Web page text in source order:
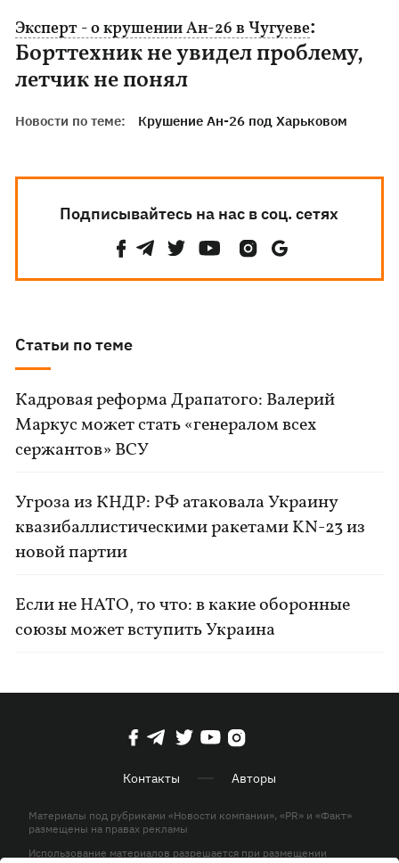
Эксперт - о крушении Ан-26 в Чугуеве:
Борттехник не увидел проблему,
летчик не понял
Новости по теме: Крушение Ан-26 под Харьковом
Подписывайтесь на нас в соц. сетях
Статьи по теме
Кадровая реформа Драпатого: Валерий
Маркус может стать «генералом всех
сержантов» ВСУ
Угроза из КНДР: РФ атаковала Украину
квазибаллистическими ракетами KN-23 из
новой партии
Если не НАТО, то что: в какие оборонные
союзы может вступить Украина
Контакты Авторы
Материалы под рубриками «Новости компании», «PR» и «Факт»
размещены на правах рекламы
Использование материалов разрешается при размещении